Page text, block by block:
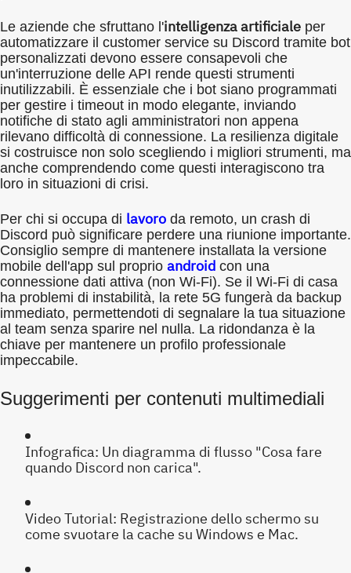
Le aziende che sfruttano l'intelligenza artificiale per
automatizzare il customer service su Discord tramite bot
personalizzati devono essere consapevoli che
un'interruzione delle API rende questi strumenti
inutilizzabili. È essenziale che i bot siano programmati
per gestire i timeout in modo elegante, inviando
notifiche di stato agli amministratori non appena
rilevano difficoltà di connessione. La resilienza digitale
si costruisce non solo scegliendo i migliori strumenti, ma
anche comprendendo come questi interagiscono tra
loro in situazioni di crisi.
Per chi si occupa di lavoro da remoto, un crash di
Discord può significare perdere una riunione importante.
Consiglio sempre di mantenere installata la versione
mobile dell'app sul proprio android con una
connessione dati attiva (non Wi-Fi). Se il Wi-Fi di casa
ha problemi di instabilità, la rete 5G fungerà da backup
immediato, permettendoti di segnalare la tua situazione
al team senza sparire nel nulla. La ridondanza è la
chiave per mantenere un profilo professionale
impeccabile.
Suggerimenti per contenuti multimediali
Infografica: Un diagramma di flusso "Cosa fare
quando Discord non carica".
Video Tutorial: Registrazione dello schermo su
come svuotare la cache su Windows e Mac.